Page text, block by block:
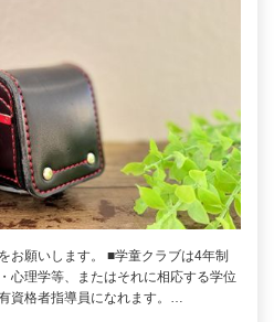
お願いします。 ■学童クラブは4年制
心理学等、またはそれに相応する学位
資格者指導員になれます。…